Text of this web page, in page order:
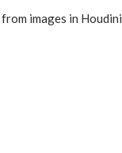
images in